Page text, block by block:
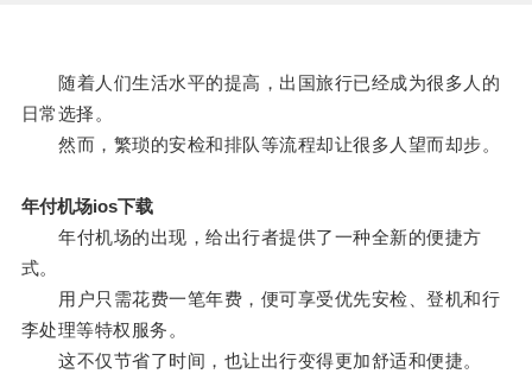
随着人们生活水平的提高，出国旅行已经成为很多人的
日常选择。
然而，繁琐的安检和排队等流程却让很多人望而却步。
年付机场ios下载
年付机场的出现，给出行者提供了一种全新的便捷方
式。
用户只需花费一笔年费，便可享受优先安检、登机和行
李处理等特权服务。
这不仅节省了时间，也让出行变得更加舒适和便捷。